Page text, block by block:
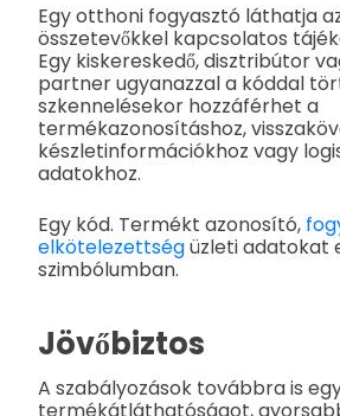
Egy otthoni fogyasztó láthatja
összetevőkkel kapcsolatos
Egy kiskereskedő, disztribútor
partner ugyanazzal a kóddal
szkennelésekor hozzáférhet a
termékazonosításhoz,
készletinformációkhoz vagy
adatokhoz.
Egy kód. Termékt azonosító,
elkötelezettségüzleti adatokat
szimbólumban.
Jövőbiztos
A szabályozások továbbra is